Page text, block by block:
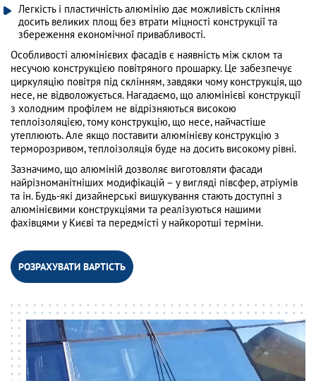
Легкість і пластичність алюмінію дає можливість скління
досить великих площ без втрати міцності конструкції та
збереження економічної привабливості.
Особливості алюмінієвих фасадів є наявність між склом та
несучою конструкцією повітряного прошарку. Це забезпечує
циркуляцію повітря під склінням, завдяки чому конструкція, що
несе, не відволожується. Нагадаємо, що алюмінієві конструкції
з холодним профілем не відрізняються високою
теплоізоляцією, тому конструкцію, що несе, найчастіше
утеплюють. Але якщо поставити алюмінієву конструкцію з
терморозривом, теплоізоляція буде на досить високому рівні.
Зазначимо, що алюміній дозволяє виготовляти фасади
найрізноманітніших модифікацій – у вигляді півсфер, атріумів
та ін. Будь-які дизайнерські вишукування стають доступні з
алюмінієвими конструкціями та реалізуються нашими
фахівцями у Києві та передмісті у найкоротші терміни.
РОЗРАХУВАТИ ВАРТІСТЬ